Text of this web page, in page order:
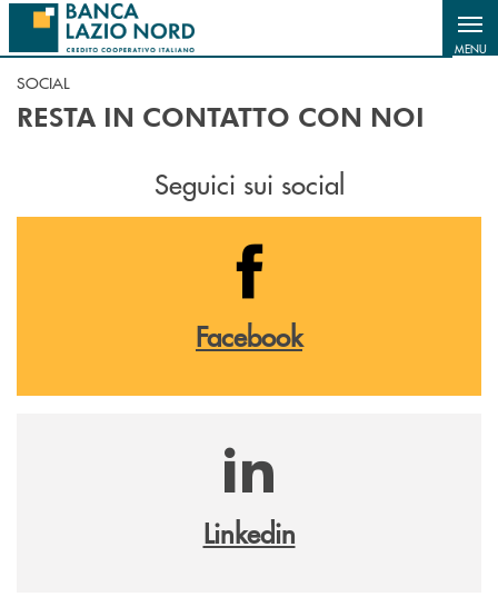
Salta al contenuto principale
MENU
SOCIAL
RESTA IN CONTATTO CON NOI
Seguici sui social
Facebook
Linkedin